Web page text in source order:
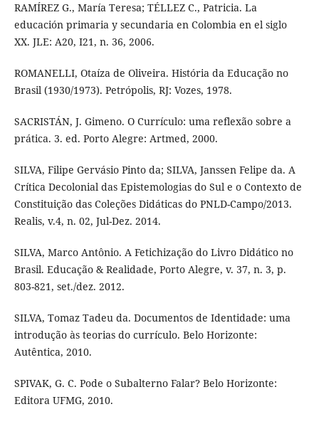
RAMÍREZ G., María Teresa; TÉLLEZ C., Patricia. La
educación primaria y secundaria en Colombia en el siglo
XX. JLE: A20, I21, n. 36, 2006.
ROMANELLI, Otaíza de Oliveira. História da Educação no
Brasil (1930/1973). Petrópolis, RJ: Vozes, 1978.
SACRISTÁN, J. Gimeno. O Currículo: uma reflexão sobre a
prática. 3. ed. Porto Alegre: Artmed, 2000.
SILVA, Filipe Gervásio Pinto da; SILVA, Janssen Felipe da. A
Crítica Decolonial das Epistemologias do Sul e o Contexto de
Constituição das Coleções Didáticas do PNLD-Campo/2013.
Realis, v.4, n. 02, Jul-Dez. 2014.
SILVA, Marco Antônio. A Fetichização do Livro Didático no
Brasil. Educação & Realidade, Porto Alegre, v. 37, n. 3, p.
803-821, set./dez. 2012.
SILVA, Tomaz Tadeu da. Documentos de Identidade: uma
introdução às teorias do currículo. Belo Horizonte:
Autêntica, 2010.
SPIVAK, G. C. Pode o Subalterno Falar? Belo Horizonte:
Editora UFMG, 2010.